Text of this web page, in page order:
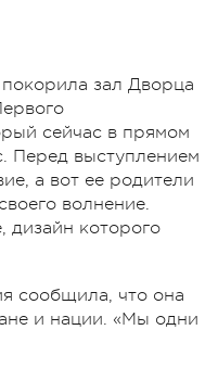
зал Дворца
сейчас в прямом
Перед выступлением
а вот ее родители
волнение.
дизайн которого
сообщила, что она
и нации. «Мы одни